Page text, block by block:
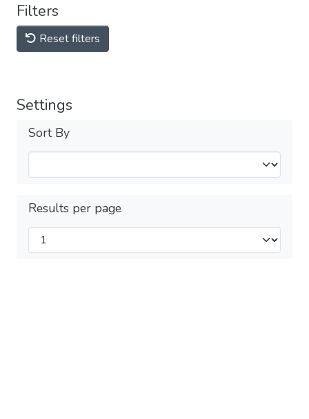
Filters
Reset filters
Settings
Sort By
Results per page